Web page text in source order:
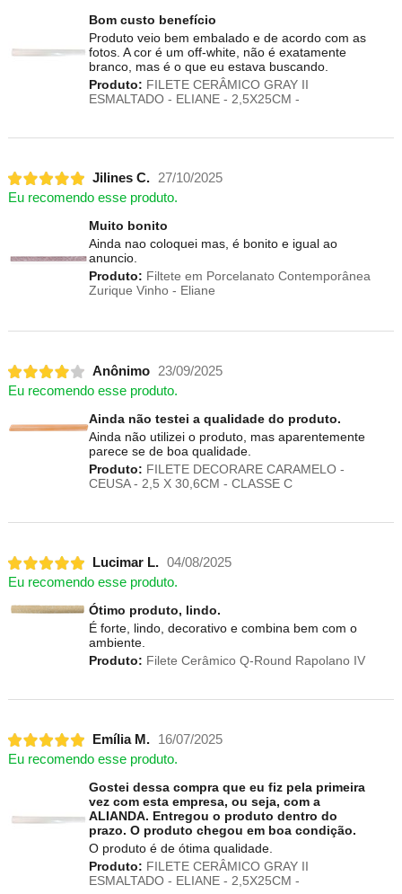
Bom custo benefício
Produto veio bem embalado e de acordo com as
fotos. A cor é um off-white, não é exatamente
branco, mas é o que eu estava buscando.
Produto: FILETE CERÂMICO GRAY II
ESMALTADO - ELIANE - 2,5X25CM -
Jilines C. 27/10/2025
Eu recomendo esse produto.
Muito bonito
Ainda nao coloquei mas, é bonito e igual ao
anuncio.
Produto: Filtete em Porcelanato Contemporânea
Zurique Vinho - Eliane
Anônimo 23/09/2025
Eu recomendo esse produto.
Ainda não testei a qualidade do produto.
Ainda não utilizei o produto, mas aparentemente
parece se de boa qualidade.
Produto: FILETE DECORARE CARAMELO -
CEUSA - 2,5 X 30,6CM - CLASSE C
Lucimar L. 04/08/2025
Eu recomendo esse produto.
Ótimo produto, lindo.
É forte, lindo, decorativo e combina bem com o
ambiente.
Produto: Filete Cerâmico Q-Round Rapolano IV
Emília M.
16/07/2025
Eu recomendo esse produto.
Gostei dessa compra que eu fiz pela primeira
vez com esta empresa, ou seja, com a
ALIANDA. Entregou o produto dentro do
prazo. O produto chegou em boa condição.
O produto é de ótima qualidade.
Produto: FILETE CERÂMICO GRAY II
ESMALTADO - ELIANE - 2,5X25CM -